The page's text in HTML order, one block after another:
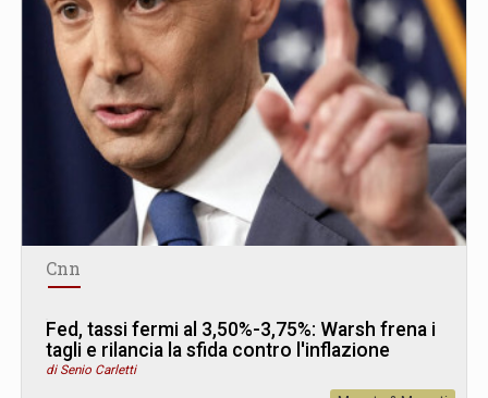
Cnn
Fed, tassi fermi al 3,50%-3,75%: Warsh frena i
tagli e rilancia la sfida contro l'inflazione
di Senio Carletti